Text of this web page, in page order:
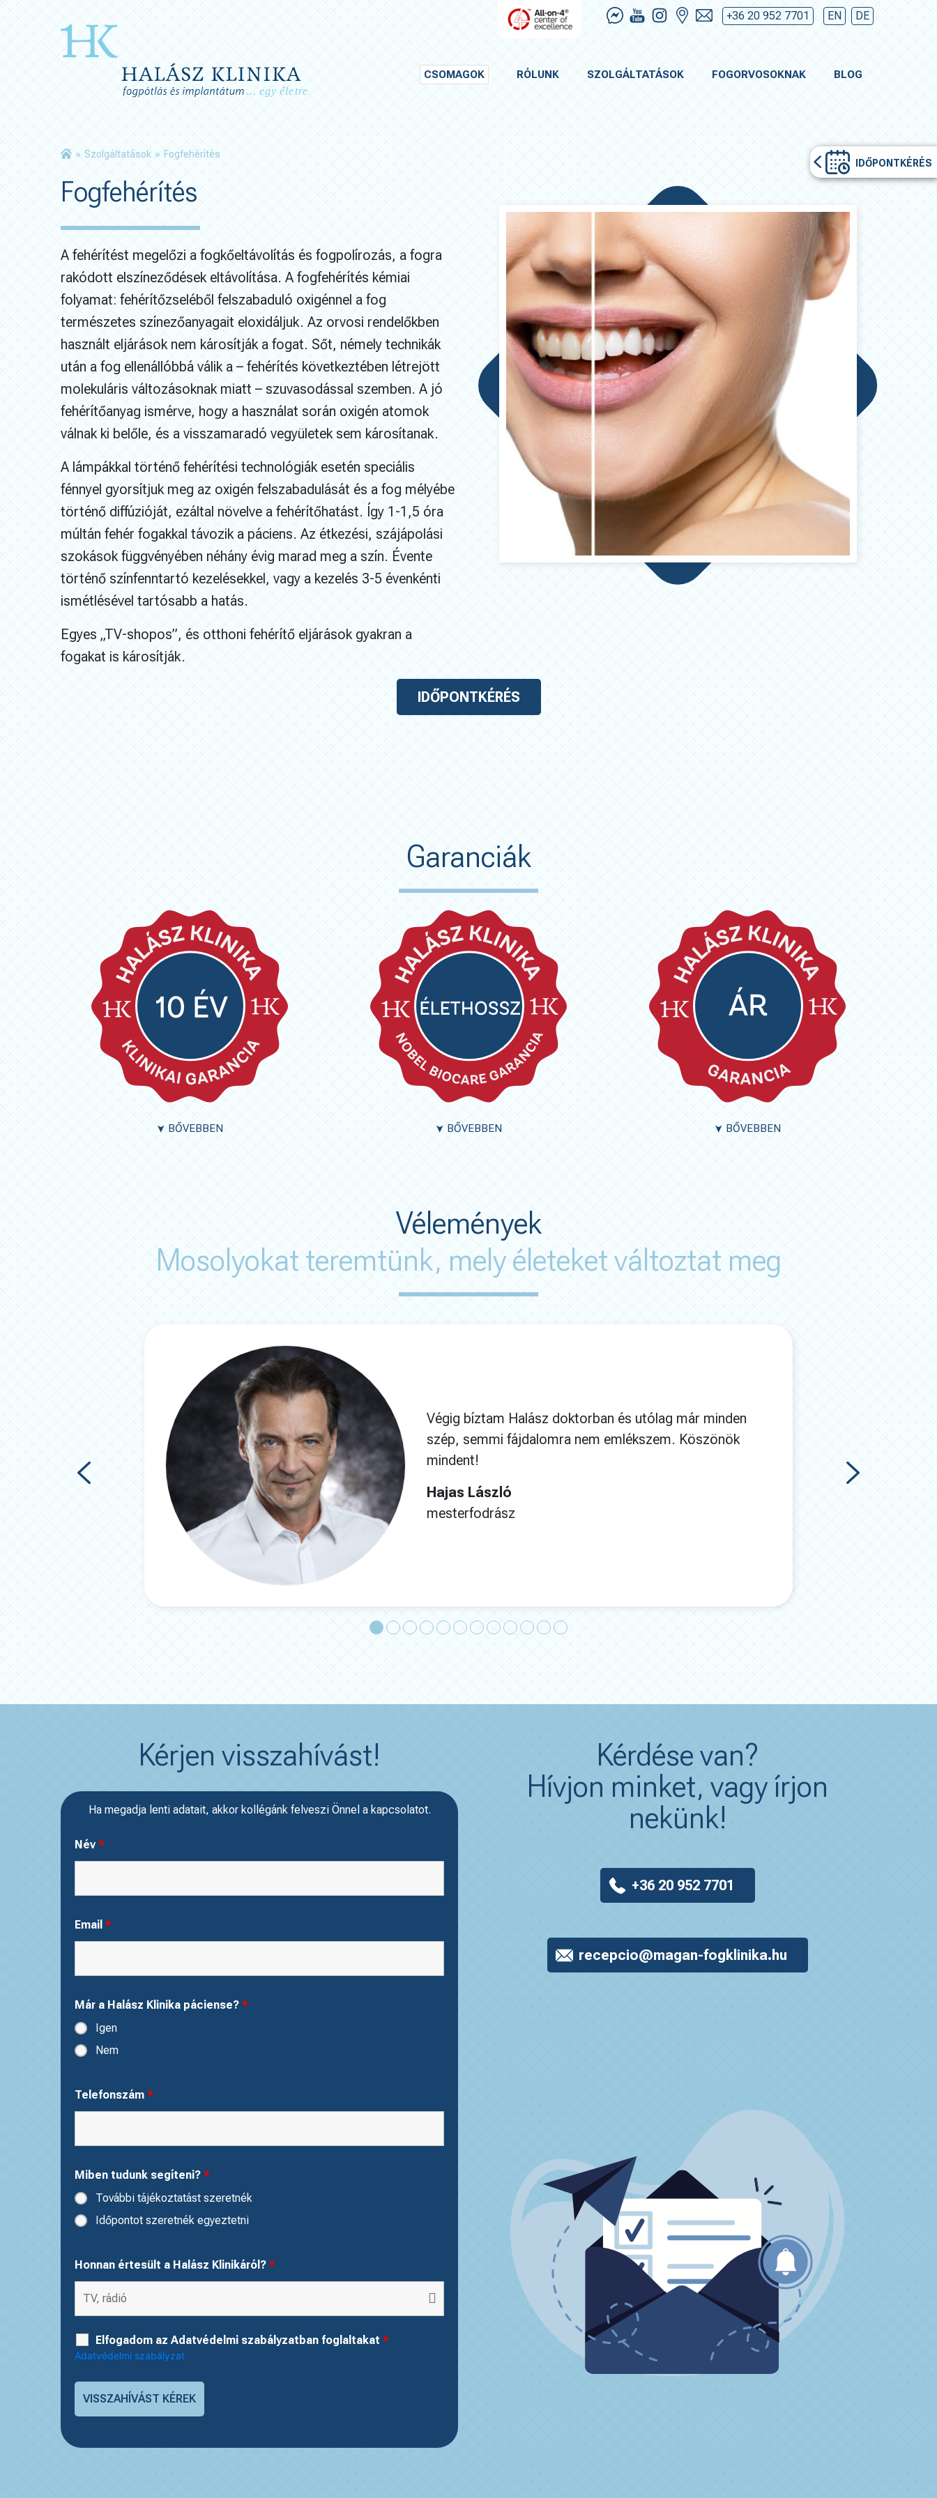
+36 20 952 7701 EN DE
CSOMAGOK RÓLUNK SZOLGÁLTATÁSOK FOGORVOSOKNAK BLOG
IDŐPONTKÉRÉS
» Szolgáltatások » Fogfehérítés
Fogfehérítés
A fehérítést megelőzi a fogkőeltávolítás és fogpolírozás, a fogra
rakódott elszíneződések eltávolítása. A fogfehérítés kémiai
folyamat: fehérítőzseléből felszabaduló oxigénnel a fog
természetes színezőanyagait eloxidáljuk. Az orvosi rendelőkben
használt eljárások nem károsítják a fogat. Sőt, némely technikák
után a fog ellenállóbbá válik a – fehérítés következtében létrejött
molekuláris változásoknak miatt – szuvasodással szemben. A jó
fehérítőanyag ismérve, hogy a használat során oxigén atomok
válnak ki belőle, és a visszamaradó vegyületek sem károsítanak.
A lámpákkal történő fehérítési technológiák esetén speciális
fénnyel gyorsítjuk meg az oxigén felszabadulását és a fog mélyébe
történő diffúzióját, ezáltal növelve a fehérítőhatást. Így 1-1,5 óra
múltán fehér fogakkal távozik a páciens. Az étkezési, szájápolási
szokások függvényében néhány évig marad meg a szín. Évente
történő színfenntartó kezelésekkel, vagy a kezelés 3-5 évenkénti
ismétlésével tartósabb a hatás.
Egyes „TV-shopos”, és otthoni fehérítő eljárások gyakran a
fogakat is károsítják.
IDŐPONTKÉRÉS
Garanciák
➤ BŐVEBBEN ➤ BŐVEBBEN ➤ BŐVEBBEN
Vélemények
Mosolyokat teremtünk, mely életeket változtat meg
Végig bíztam Halász doktorban és utólag már minden
szép, semmi fájdalomra nem emlékszem. Köszönök
mindent!
Hajas László
mesterfodrász
Kérjen visszahívást!
Ha megadja lenti adatait, akkor kollégánk felveszi Önnel a kapcsolatot.
Név *
Email *
Már a Halász Klinika páciense? *
Igen
Nem
Telefonszám *
Miben tudunk segíteni? *
További tájékoztatást szeretnék
Időpontot szeretnék egyeztetni
Honnan értesült a Halász Klinikáról? *
Elfogadom az Adatvédelmi szabályzatban foglaltakat *
Adatvédelmi szabályzat
Kérdése van?
Hívjon minket, vagy írjon
nekünk!
+36 20 952 7701
recepcio@magan-fogklinika.hu